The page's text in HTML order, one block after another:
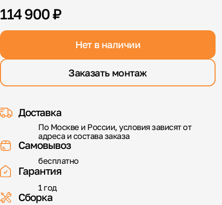
114 900 ₽
Нет в наличии
Заказать монтаж
Доставка
По Москве и России, условия зависят от
адреса и состава заказа
Самовывоз
бесплатно
Гарантия
1 год
Сборка